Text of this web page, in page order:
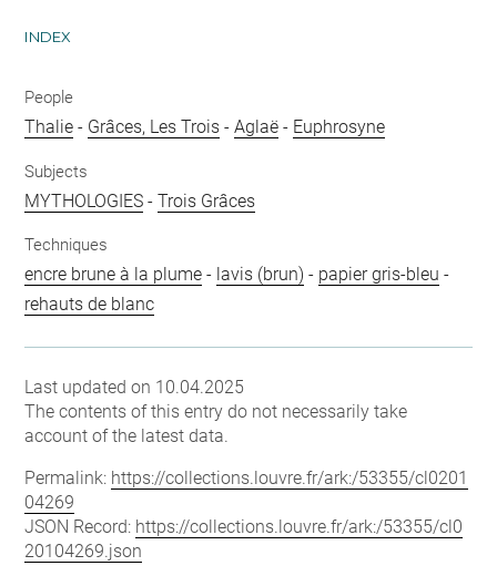
INDEX
People
Thalie - Grâces, Les Trois -Aglaë - Euphrosyne
Subjects
MYTHOLOGIES -Trois Grâces
Techniques
encre brune à la plume - lavis (brun) - papier gris-bleu -
rehauts de blanc
Last updated on 10.04.2025
The contents of this entry do not necessarily take
account of the latest data.
Permalink: https://collections.louvre.fr/ark:/53355/cl0201
04269
JSON Record: https://collections.louvre.fr/ark:/53355/cl0
20104269.json